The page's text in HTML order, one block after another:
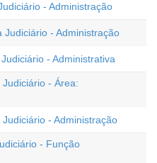
- Administração
Judiciário - Administração
- Administrativa
Judiciário - Área:
- Administração
- Função